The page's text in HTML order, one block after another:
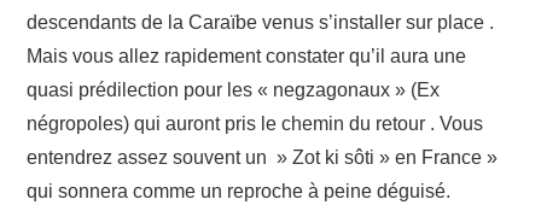
descendants de la Caraïbe venus s’installer sur place .
Mais vous allez rapidement constater qu’il aura une
quasi prédilection pour les « negzagonaux » (Ex
négropoles) qui auront pris le chemin du retour . Vous
entendrez assez souvent un » Zot ki sôti » en France »
qui sonnera comme un reproche à peine déguisé.